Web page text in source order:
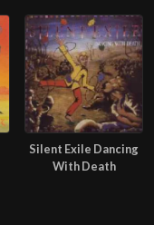
Silent Exile Dancing
With Death